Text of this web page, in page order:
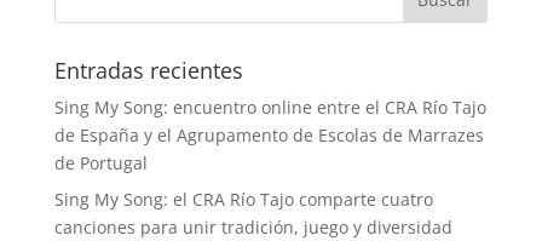
Entradas recientes
Sing My Song: encuentro online entre el CRA Río Tajo
de España y el Agrupamento de Escolas de Marrazes
de Portugal
Sing My Song: el CRA Río Tajo comparte cuatro
canciones para unir tradición, juego y diversidad